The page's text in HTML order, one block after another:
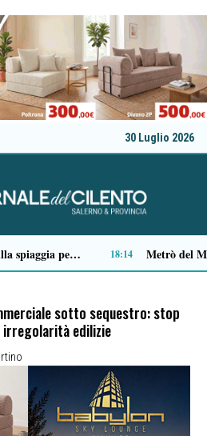
30 Luglio 2026
Premio Terre del Bussento, si alza il sipario: stasera Roberto Fico apre l’11ª edizione
sotto sequestro: stop
edilizie